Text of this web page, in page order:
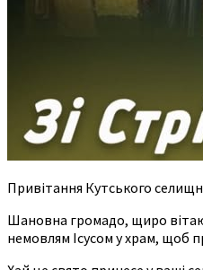
Привітання Кутського
Шановна громадо, щиро вітаю
немовлям Ісусом у храм, щоб